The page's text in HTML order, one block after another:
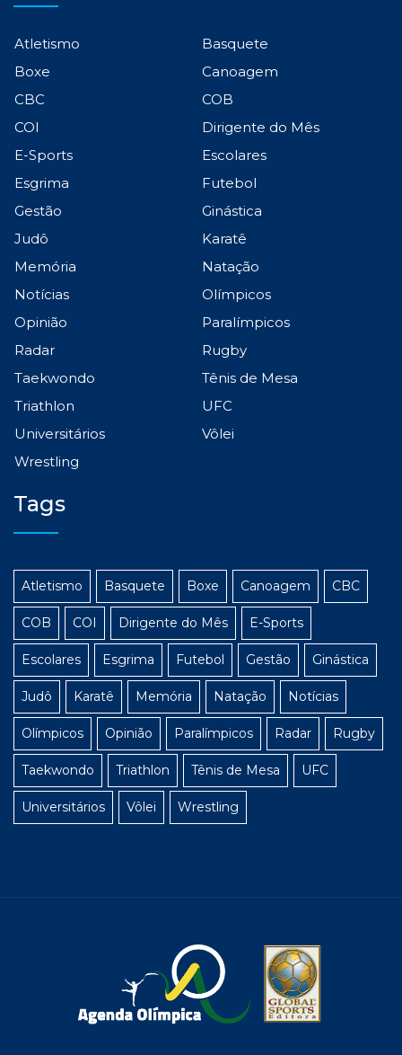
Atletismo
Basquete
Boxe
Canoagem
CBC
COB
COI
Dirigente do Mês
E-Sports
Escolares
Esgrima
Futebol
Gestão
Ginástica
Judô
Karatê
Memória
Natação
Notícias
Olímpicos
Opinião
Paralímpicos
Radar
Rugby
Taekwondo
Tênis de Mesa
Triathlon
UFC
Universitários
Vôlei
Wrestling
Tags
Atletismo Basquete Boxe Canoagem CBC
COB COI Dirigente do Mês E-Sports
Escolares Esgrima Futebol Gestão Ginástica
Judô Karatê Memória Natação Notícias
Olímpicos Opinião Paralímpicos Radar Rugby
Taekwondo Triathlon Tênis de Mesa UFC
Universitários Vôlei Wrestling